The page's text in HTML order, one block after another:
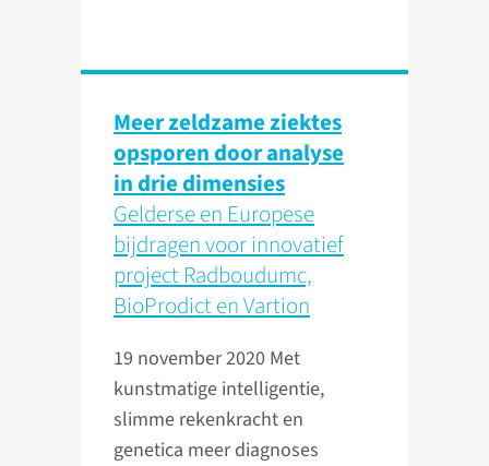
Meer zeldzame ziektes
opsporen door analyse
in drie dimensies
Gelderse en Europese
bijdragen voor innovatief
project Radboudumc,
BioProdict en Vartion
19 november 2020 Met
kunstmatige intelligentie,
slimme rekenkracht en
genetica meer diagnoses